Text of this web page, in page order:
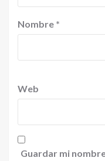
Nombre *
Web
Guardar mi